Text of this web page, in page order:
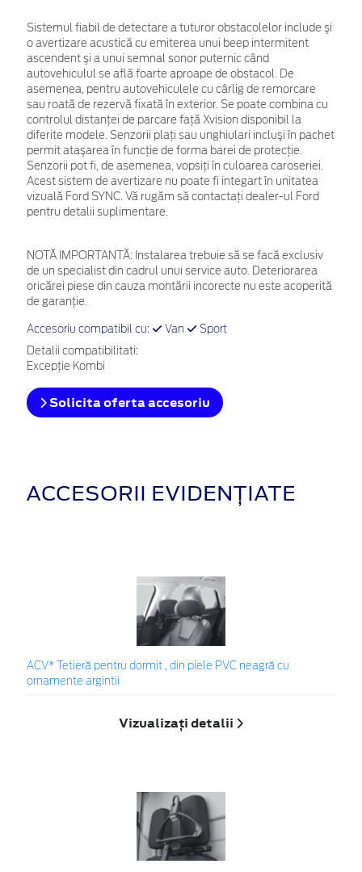
Sistemul fiabil de detectare a tuturor obstacolelor include şi
o avertizare acustică cu emiterea unui beep intermitent
ascendent şi a unui semnal sonor puternic când
autovehiculul se află foarte aproape de obstacol. De
asemenea, pentru autovehiculele cu cârlig de remorcare
sau roată de rezervă fixată în exterior. Se poate combina cu
controlul distanţei de parcare faţă Xvision disponibil la
diferite modele. Senzorii plaţi sau unghiulari incluşi în pachet
permit ataşarea în funcţie de forma barei de protecţie.
Senzorii pot fi, de asemenea, vopsiţi în culoarea caroseriei.
Acest sistem de avertizare nu poate fi integart în unitatea
vizuală Ford SYNC. Vă rugăm să contactaţi dealer-ul Ford
pentru detalii suplimentare.
NOTĂ IMPORTANTĂ: Instalarea trebuie să se facă exclusiv
de un specialist din cadrul unui service auto. Deteriorarea
oricărei piese din cauza montării incorecte nu este acoperită
de garanţie.
Accesoriu compatibil cu: Van Sport
Detalii compatibilitati:
Excepție Kombi
Solicita oferta accesoriu
ACCESORII EVIDENȚIATE
ACV* Tetieră pentru dormit , din piele PVC neagră cu
ornamente argintii
Vizualizați detalii